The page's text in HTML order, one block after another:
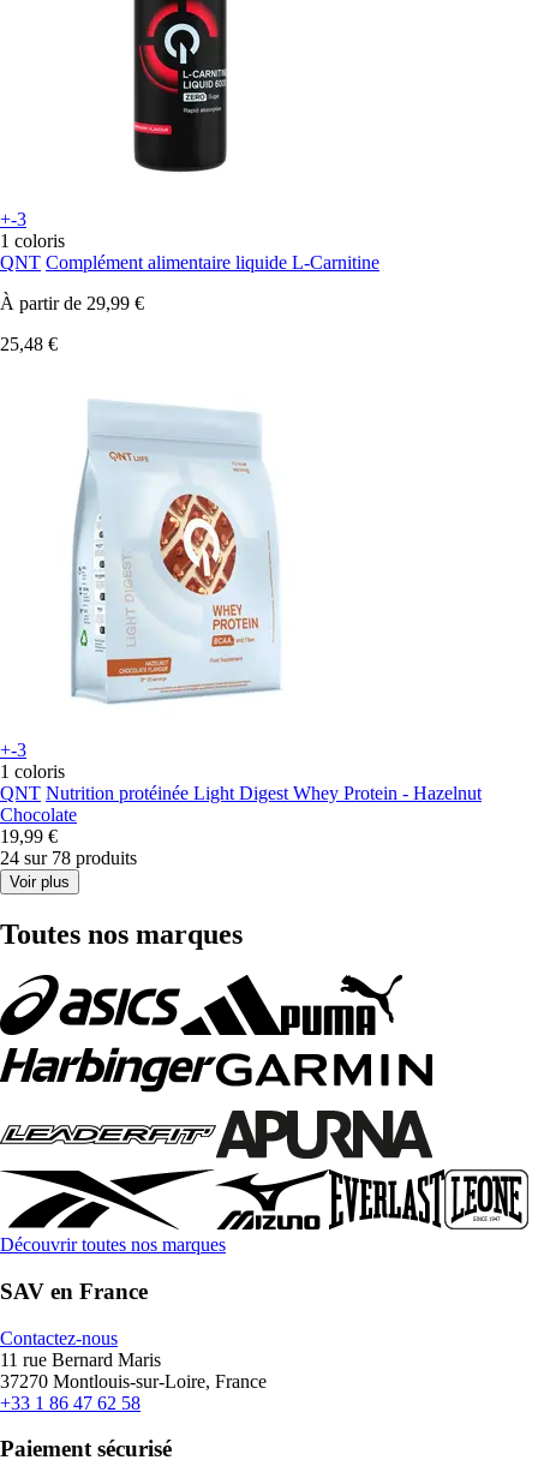
+-3
1 coloris
QNT Complément alimentaire liquide L-Carnitine
À partir de 29,99 €
25,48 €
+-3
1 coloris
QNT Nutrition protéinée Light Digest Whey Protein - Hazelnut
Chocolate
19,99 €
24 sur 78 produits
Voir plus
Toutes nos marques
Découvrir toutes nos marques
SAV en France
Contactez-nous
11 rue Bernard Maris
37270 Montlouis-sur-Loire, France
+33 1 86 47 62 58
Paiement sécurisé